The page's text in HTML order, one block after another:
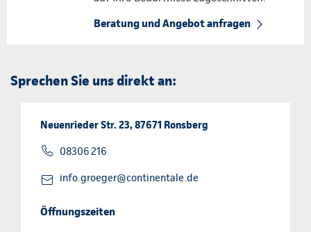
Beratung und Angebot anfragen
Sprechen Sie uns direkt an:
Neuenrieder Str. 23, 87671 Ronsberg
08306 216
info.groeger@continentale.de
Öffnungszeiten